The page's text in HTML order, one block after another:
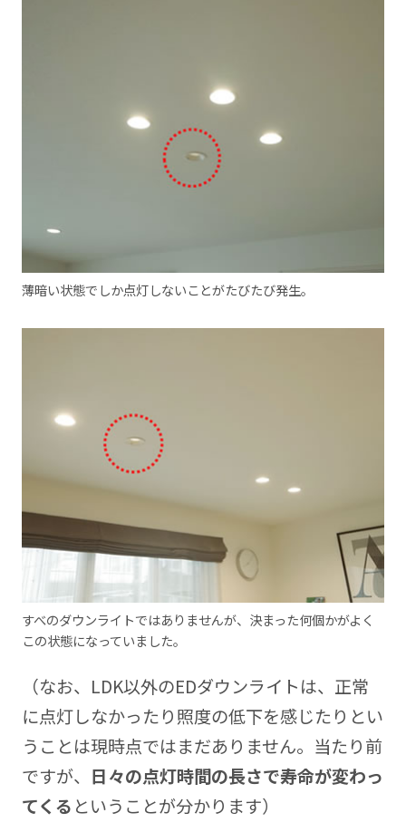
薄暗い状態でしか点灯しないことがたびたび発生。
すべのダウンライトではありませんが、決まった何個かがよく
この状態になっていました。
（なお、LDK以外のEDダウンライトは、正常
に点灯しなかったり照度の低下を感じたりとい
うことは現時点ではまだありません。当たり前
ですが、 日々の点灯時間の長さで寿命が変わっ
てくる ということが分かります）